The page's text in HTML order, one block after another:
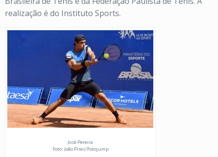
realização é do Instituto Sports.
José Pereira
Foto: João Pires/Fotojump